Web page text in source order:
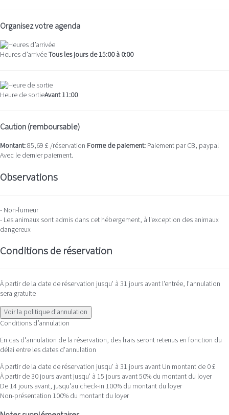
Organisez votre agenda
Heures d’arrivéeTous les jours de 15:00 à 0:00
Heure de sortieAvant 11:00
Caution (remboursable)
Montant:85,69 £ /réservation Forme de paiement: Paiement par CB, paypal
Avec le dernier paiement.
Observations
- Non-fumeur
- Les animaux sont admis dans cet hébergement, à l'exception des animaux
dangereux
Conditions de réservation
À partir de la date de réservation jusqu' à 31 jours avant l'entrée, l'annulation
sera gratuite
Voir la politique d'annulation
Conditions d’annulation
En cas d'annulation de la réservation, des frais seront retenus en fonction du
délai entre les dates d'annulation
À partir de la date de réservation jusqu' à 31 jours avant Un montant de 0 £
À partir de 30 jours avant jusqu' à 15 jours avant50% du montant du loyer
De 14 jours avant, jusqu'au check-in 100% du montant du loyer
Non-présentation 100% du montant du loyer